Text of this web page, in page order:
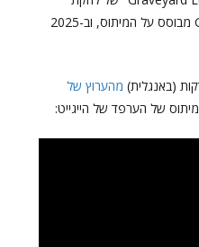
מטאל לונדונית בשם Green Lung מבוסס על המיתוס, וב-2025
מהערוץ של
של הערפד של הייגייט: